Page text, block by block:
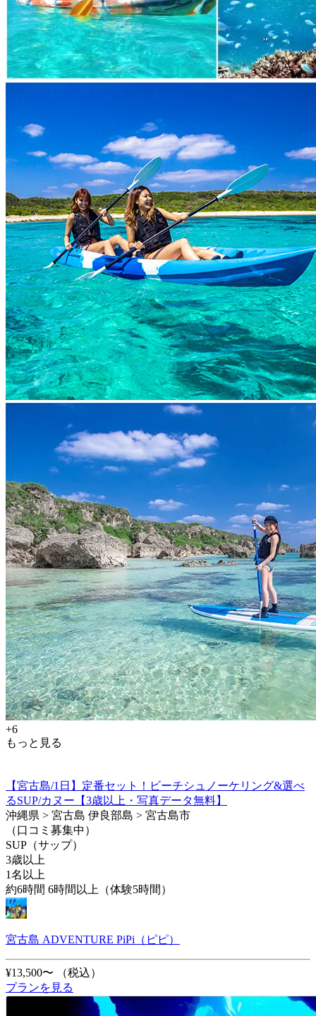
+6
もっと見る
【宮古島/1日】定番セット！ビーチシュノーケリング&選べ
るSUP/カヌー【3歳以上・写真データ無料】
沖縄県 > 宮古島 伊良部島 > 宮古島市
（口コミ募集中）
SUP（サップ）
3歳以上
1名以上
約6時間 6時間以上（体験5時間）
宮古島 ADVENTURE PiPi（ピピ）
¥13,500〜
（税込）
プランを見る